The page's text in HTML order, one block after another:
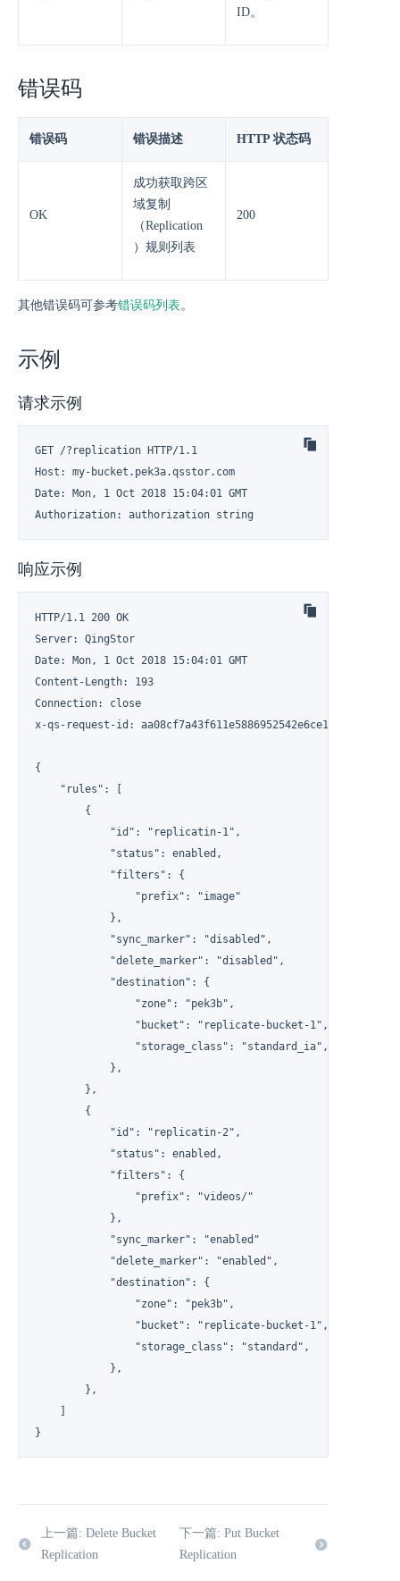
ID。
错误码
错误码 错误描述 HTTP 状态码
OK
成功获取跨区
域复制
（Replication
）规则列表
200
其他错误码可参考错误码列表 。
示例
请求示例
GET /?replication HTTP/1.1
Host: my-bucket.pek3a.qsstor.com
Date: Mon, 1 Oct 2018 15:04:01 GMT
Authorization: authorization string
响应示例
HTTP/1.1 200 OK
Server: QingStor
Date: Mon, 1 Oct 2018 15:04:01 GMT
Content-Length: 193
Connection: close
x-qs-request-id: aa08cf7a43f611e5886952542e6ce14b
{
    "rules": [
        {
            "id": "replicatin-1",
            "status": enabled,
            "filters": {
                "prefix": "image"
            },
            "sync_marker": "disabled",
            "delete_marker": "disabled",
            "destination": {
                "zone": "pek3b",
                "bucket": "replicate-bucket-1",
                "storage_class": "standard_ia",
            },
        },
        {
            "id": "replicatin-2",
            "status": enabled,
            "filters": {
                "prefix": "videos/"
            },
            "sync_marker": "enabled"
            "delete_marker": "enabled",
            "destination": {
                "zone": "pek3b",
                "bucket": "replicate-bucket-1",
                "storage_class": "standard",
            },
        },
    ]
}
上一篇: Delete Bucket
Replication
下一篇: Put Bucket
Replication